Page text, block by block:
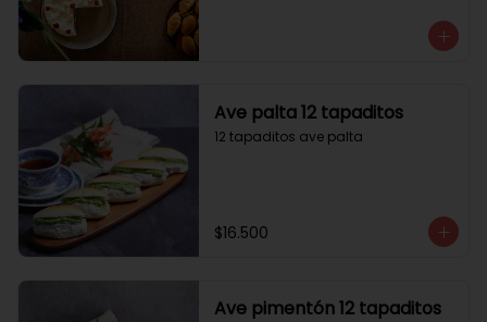
Ave palta 12 tapaditos
12 tapaditos ave palta
$16.500
Ave pimentón 12 tapaditos